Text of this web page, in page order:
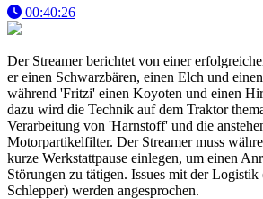
00:40:26
Der Streamer berichtet von einer
er einen Schwarzbären, einen Elch und
während 'Fritzi' einen Koyoten und einen
dazu wird die Technik auf dem Traktor
Verarbeitung von 'Harnstoff' und die
Motorpartikelfilter. Der Streamer muss
kurze Werkstattpause einlegen, um einen
Störungen zu tätigen. Issues mit der
Schlepper) werden angesprochen.